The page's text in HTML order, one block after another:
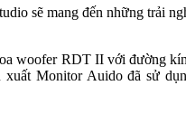
sẽ mang đến những trải
woofer RDT II với đường
Monitor Auido đã sử